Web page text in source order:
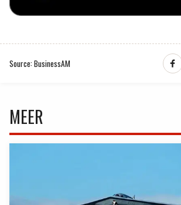
Source: BusinessAM
MEER